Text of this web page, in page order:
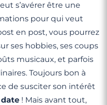
s’avérer être une
pour qui veut
en post, vous pourrez
ses hobbies, ses coups
musicaux, et parfois
Toujours bon à
de susciter son intérêt
! Mais avant tout,